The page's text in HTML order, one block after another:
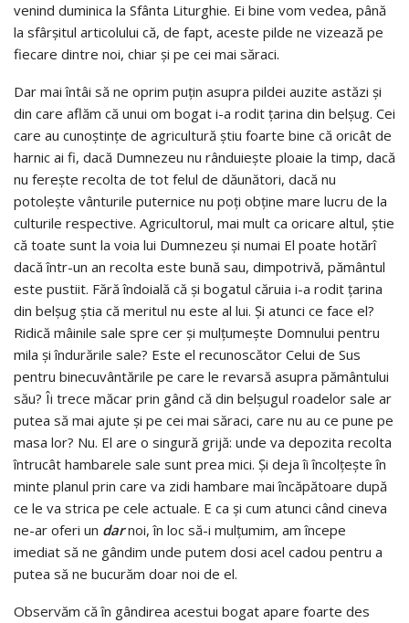
venind duminica la Sfânta Liturghie. Ei bine vom vedea, până
la sfârşitul articolului că, de fapt, aceste pilde ne vizează pe
fiecare dintre noi, chiar şi pe cei mai săraci.
Dar mai întâi să ne oprim puţin asupra pildei auzite astăzi şi
din care aflăm că unui om bogat i-a rodit ţarina din belşug. Cei
care au cunoştinţe de agricultură ştiu foarte bine că oricât de
harnic ai fi, dacă Dumnezeu nu rânduieşte ploaie la timp, dacă
nu fereşte recolta de tot felul de dăunători, dacă nu
potoleşte vânturile puternice nu poţi obţine mare lucru de la
culturile respective. Agricultorul, mai mult ca oricare altul, ştie
că toate sunt la voia lui Dumnezeu şi numai El poate hotărî
dacă într-un an recolta este bună sau, dimpotrivă, pământul
este pustiit. Fără îndoială că şi bogatul căruia i-a rodit ţarina
din belşug ştia că meritul nu este al lui. Şi atunci ce face el?
Ridică mâinile sale spre cer şi mulţumeşte Domnului pentru
mila şi îndurările sale? Este el recunoscător Celui de Sus
pentru binecuvântările pe care le revarsă asupra pământului
său? Îi trece măcar prin gând că din belşugul roadelor sale ar
putea să mai ajute şi pe cei mai săraci, care nu au ce pune pe
masa lor? Nu. El are o singură grijă: unde va depozita recolta
întrucât hambarele sale sunt prea mici. Şi deja îi încolţeşte în
minte planul prin care va zidi hambare mai încăpătoare după
ce le va strica pe cele actuale. E ca şi cum atunci când cineva
ne-ar oferi un darnoi, în loc să-i mulţumim, am începe
imediat să ne gândim unde putem dosi acel cadou pentru a
putea să ne bucurăm doar noi de el.
Observăm că în gândirea acestui bogat apare foarte des